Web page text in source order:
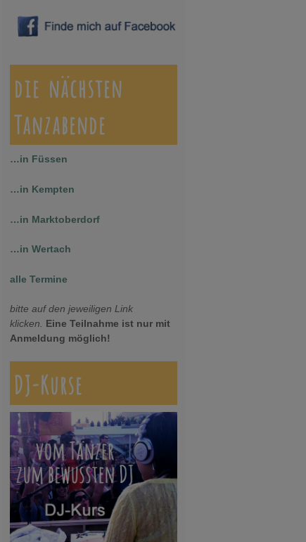
die nächsten
Tanzabende
…in Füssen
…in Kempten
…in Marktoberdorf
…in Wertach
alle Termine
bitte auf den jeweiligen Link
klicken. Eine Teilnahme ist nur mit
Anmeldung möglich!
DJ-Kurse